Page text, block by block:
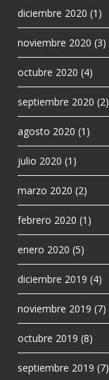
diciembre 2020 (1)
noviembre 2020 (3)
octubre 2020 (4)
septiembre 2020 (2)
agosto 2020 (1)
julio 2020 (1)
marzo 2020 (2)
febrero 2020 (1)
enero 2020 (5)
diciembre 2019 (4)
noviembre 2019 (7)
octubre 2019 (8)
septiembre 2019 (7)